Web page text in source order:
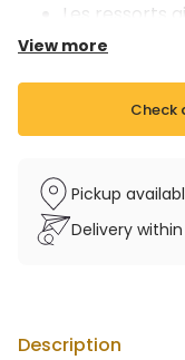
Les ressorts
Etui rigide à
View more
Check
Pickup
Delivery
Description